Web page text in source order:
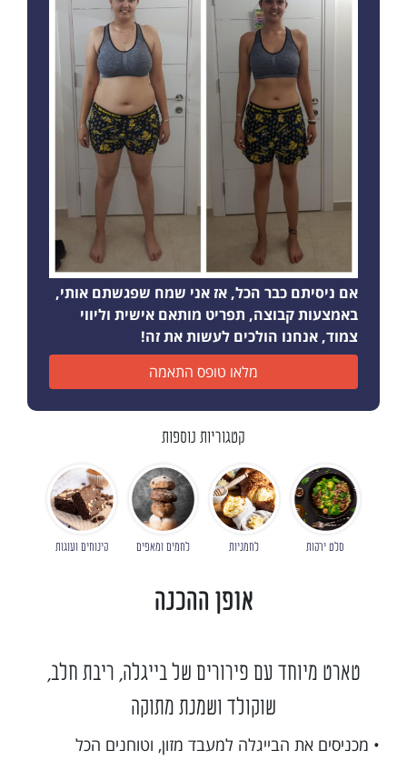
אם ניסיתם כבר הכל, אז אני שמח שפגשתם אותי,
באמצעות קבוצה, תפריט מותאם אישית וליווי
צמוד, אנחנו הולכים לעשות את זה!
מלאו טופס התאמה
קטגוריות נוספות
סלט ירקות לחמניות לחמים ומאפים קינוחים ועוגות
אופן ההכנה
טארט מיוחד עם פירורים של בייגלה, ריבת חלב,
שוקולד ושמנת מתוקה
• מכניסים את הבייגלה למעבד מזון, וטוחנים הכל